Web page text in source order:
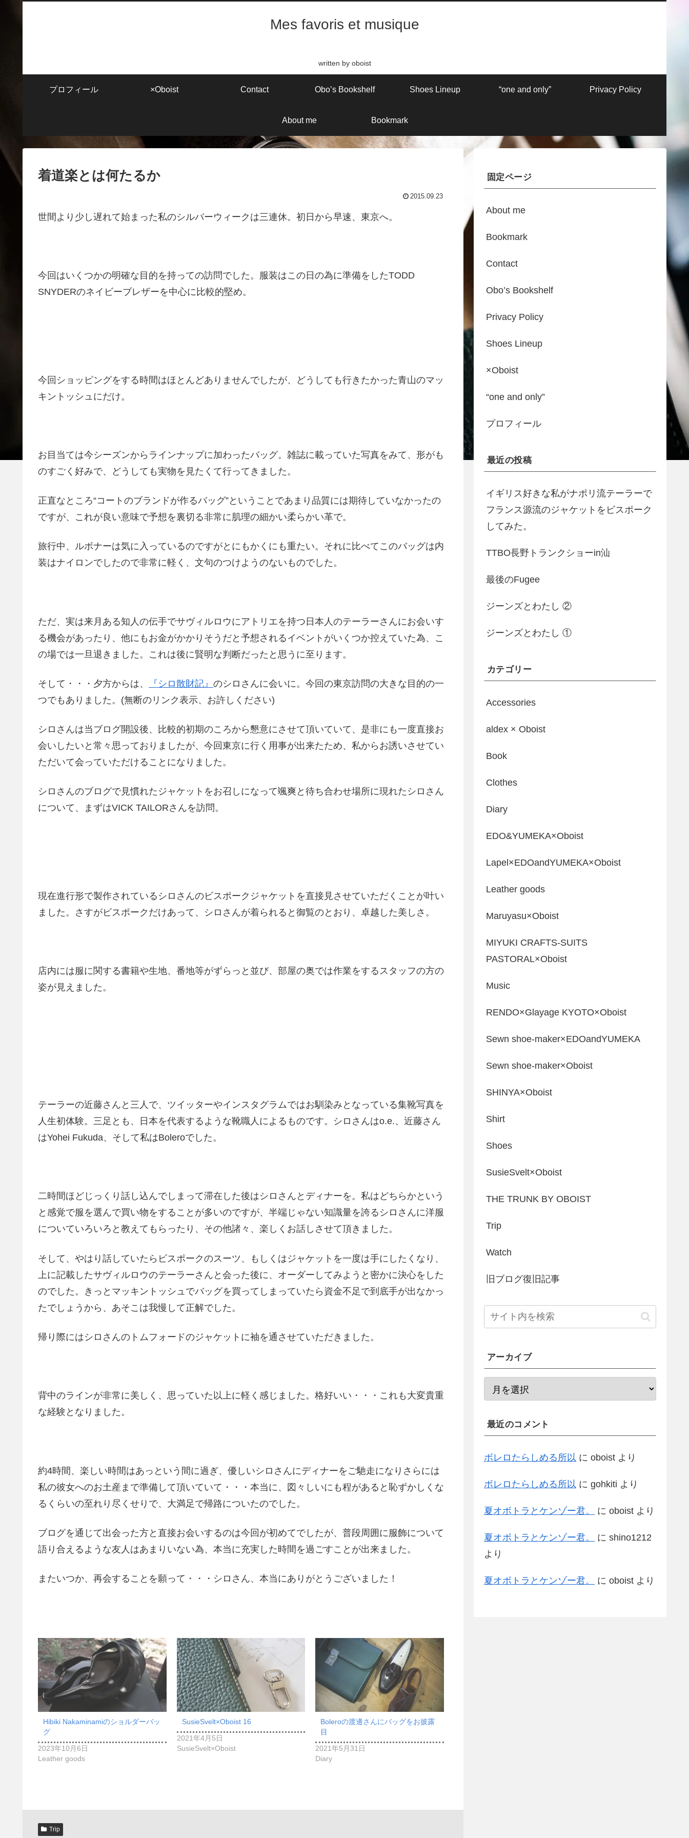
Mes favoris et musique
written by oboist
プロフィール ×Oboist Contact Obo’s Bookshelf Shoes Lineup “one and only” Privacy Policy
About me Bookmark
着道楽とは何たるか
2015.09.23
世間より少し遅れて始まった私のシルバーウィークは三連休。初日から早速、東京へ。
今回はいくつかの明確な目的を持っての訪問でした。服装はこの日の為に準備をしたTODD
SNYDERのネイビーブレザーを中心に比較的堅め。
今回ショッピングをする時間はほとんどありませんでしたが、どうしても行きたかった青山のマッ
キントッシュにだけ。
お目当ては今シーズンからラインナップに加わったバッグ。雑誌に載っていた写真をみて、形がも
のすごく好みで、どうしても実物を見たくて行ってきました。
正直なところ“コートのブランドが作るバッグ”ということであまり品質には期待していなかったの
ですが、これが良い意味で予想を裏切る非常に肌理の細かい柔らかい革で。
旅行中、ルボナーは気に入っているのですがとにもかくにも重たい。それに比べてこのバッグは内
装はナイロンでしたので非常に軽く、文句のつけようのないものでした。
ただ、実は来月ある知人の伝手でサヴィルロウにアトリエを持つ日本人のテーラーさんにお会いす
る機会があったり、他にもお金がかかりそうだと予想されるイベントがいくつか控えていた為、こ
の場では一旦退きました。これは後に賢明な判断だったと思うに至ります。
そして・・・夕方からは、 『シロ散財記』 のシロさんに会いに。今回の東京訪問の大きな目的の一
つでもありました。(無断のリンク表示、お許しください)
シロさんは当ブログ開設後、比較的初期のころから懇意にさせて頂いていて、是非にも一度直接お
会いしたいと常々思っておりましたが、今回東京に行く用事が出来たため、私からお誘いさせてい
ただいて会っていただけることになりました。
シロさんのブログで見慣れたジャケットをお召しになって颯爽と待ち合わせ場所に現れたシロさん
について、まずはVICK TAILORさんを訪問。
現在進行形で製作されているシロさんのビスポークジャケットを直接見させていただくことが叶い
ました。さすがビスポークだけあって、シロさんが着られると御覧のとおり、卓越した美しさ。
店内には服に関する書籍や生地、番地等がずらっと並び、部屋の奥では作業をするスタッフの方の
姿が見えました。
テーラーの近藤さんと三人で、ツイッターやインスタグラムではお馴染みとなっている集靴写真を
人生初体験。三足とも、日本を代表するような靴職人によるものです。シロさんはo.e.、近藤さん
はYohei Fukuda、そして私はBoleroでした。
二時間ほどじっくり話し込んでしまって滞在した後はシロさんとディナーを。私はどちらかという
と感覚で服を選んで買い物をすることが多いのですが、半端じゃない知識量を誇るシロさんに洋服
についていろいろと教えてもらったり、その他諸々、楽しくお話しさせて頂きました。
そして、やはり話していたらビスポークのスーツ、もしくはジャケットを一度は手にしたくなり、
上に記載したサヴィルロウのテーラーさんと会った後に、オーダーしてみようと密かに決心をした
のでした。きっとマッキントッシュでバッグを買ってしまっていたら資金不足で到底手が出なかっ
たでしょうから、あそこは我慢して正解でした。
帰り際にはシロさんのトムフォードのジャケットに袖を通させていただきました。
背中のラインが非常に美しく、思っていた以上に軽く感じました。格好いい・・・これも大変貴重
な経験となりました。
約4時間、楽しい時間はあっという間に過ぎ、優しいシロさんにディナーをご馳走になりさらには
私の彼女へのお土産まで準備して頂いていて・・・本当に、図々しいにも程があると恥ずかしくな
るくらいの至れり尽くせりで、大満足で帰路についたのでした。
ブログを通じて出会った方と直接お会いするのは今回が初めてでしたが、普段周囲に服飾について
語り合えるような友人はあまりいない為、本当に充実した時間を過ごすことが出来ました。
またいつか、再会することを願って・・・シロさん、本当にありがとうございました！
Hibiki Nakaminamiのショルダーバッ
グ
2023年10月6日
Leather goods
SusieSvelt×Oboist 16
2021年4月5日
SusieSvelt×Oboist
Boleroの渡邊さんにバッグをお披露
目
2021年5月31日
Diary
Trip
固定ページ
About me
Bookmark
Contact
Obo’s Bookshelf
Privacy Policy
Shoes Lineup
×Oboist
“one and only”
プロフィール
最近の投稿
イギリス好きな私がナポリ流テーラーで
フランス源流のジャケットをビスポーク
してみた。
TTBO長野トランクショーin汕
最後のFugee
ジーンズとわたし ②
ジーンズとわたし ①
カテゴリー
Accessories
aldex × Oboist
Book
Clothes
Diary
EDO&YUMEKA×Oboist
Lapel×EDOandYUMEKA×Oboist
Leather goods
Maruyasu×Oboist
MIYUKI CRAFTS-SUITS
PASTORAL×Oboist
Music
RENDO×Glayage KYOTO×Oboist
Sewn shoe-maker×EDOandYUMEKA
Sewn shoe-maker×Oboist
SHINYA×Oboist
Shirt
Shoes
SusieSvelt×Oboist
THE TRUNK BY OBOIST
Trip
Watch
旧ブログ復旧記事
アーカイブ
最近のコメント
ボレロたらしめる所以 に oboist より
ボレロたらしめる所以 に gohkiti より
夏オボトラとケンゾー君。 に oboist より
夏オボトラとケンゾー君。 に shino1212
より
夏オボトラとケンゾー君。 に oboist より